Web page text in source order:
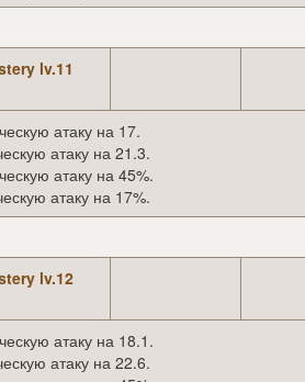
lv.11
атаку на 17.
атаку на 21.3.
атаку на 45%.
атаку на 17%.
lv.12
атаку на 18.1.
атаку на 22.6.